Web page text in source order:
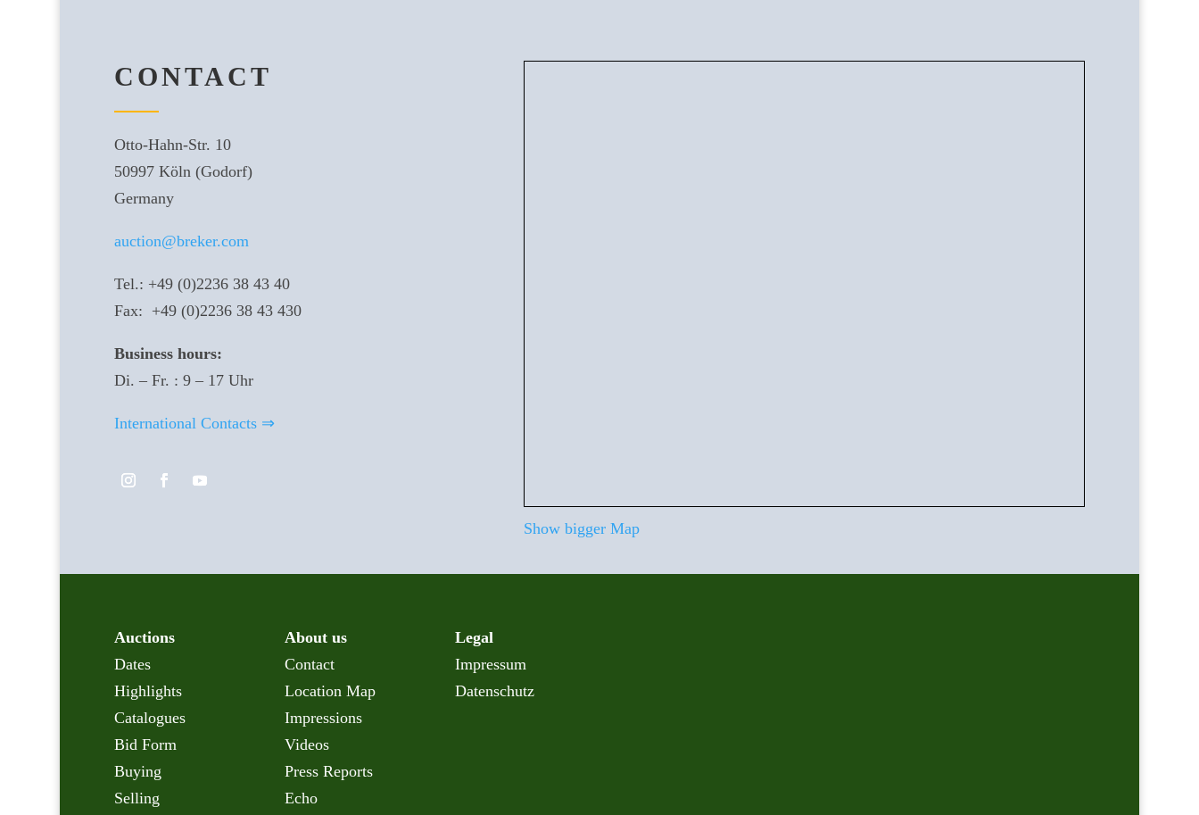
CONTACT
Otto-Hahn-Str. 10
50997 Köln (Godorf)
Germany
auction@breker.com
Tel.: +49 (0)2236 38 43 40
Fax: +49 (0)2236 38 43 430
Business hours:
Di. – Fr. : 9 – 17 Uhr
International Contacts ⇒
Show bigger Map
Auctions
Dates
Highlights
Catalogues
Bid Form
Buying
Selling
About us
Contact
Location Map
Impressions
Videos
Press Reports
Echo
Legal
Impressum
Datenschutz